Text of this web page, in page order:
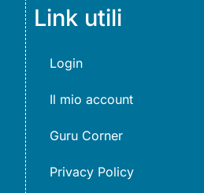
Link utili
Login
Il mio account
Guru Corner
Privacy Policy